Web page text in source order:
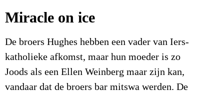
Miracle on ice
De broers Hughes hebben een vader van Iers-
katholieke afkomst, maar hun moeder is zo
Joods als een Ellen Weinberg maar zijn kan,
vandaar dat de broers bar mitswa werden. De